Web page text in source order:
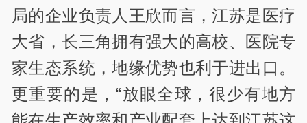
局的企业负责人王欣而言，江苏是医疗
大省，长三角拥有强大的高校、医院专
家生态系统，地缘优势也利于进出口。
更重要的是，“放眼全球，很少有地方